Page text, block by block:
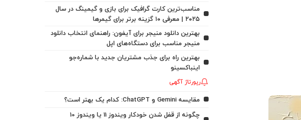
مناسب‌ترین کارت گرافیک برای بازی و گیمینگ در سال
۲۰۲۵ | معرفی ۱۰ گزینه برتر برای گیمرها
بهترین دانلود منیجر برای آیفون: راهنمای انتخاب دانلود
منیجر مناسب برای دستگاه‌های اپل
بهترین راه برای جذب مشتریان جدید با شماره‌جو
اینباکسینو
رپورتاژ آگهی
مقایسه Gemini و ChatGPT: کدام یک بهتر است؟
چگونه از قفل شدن خودکار ویندوز 11 یا ویندوز 10